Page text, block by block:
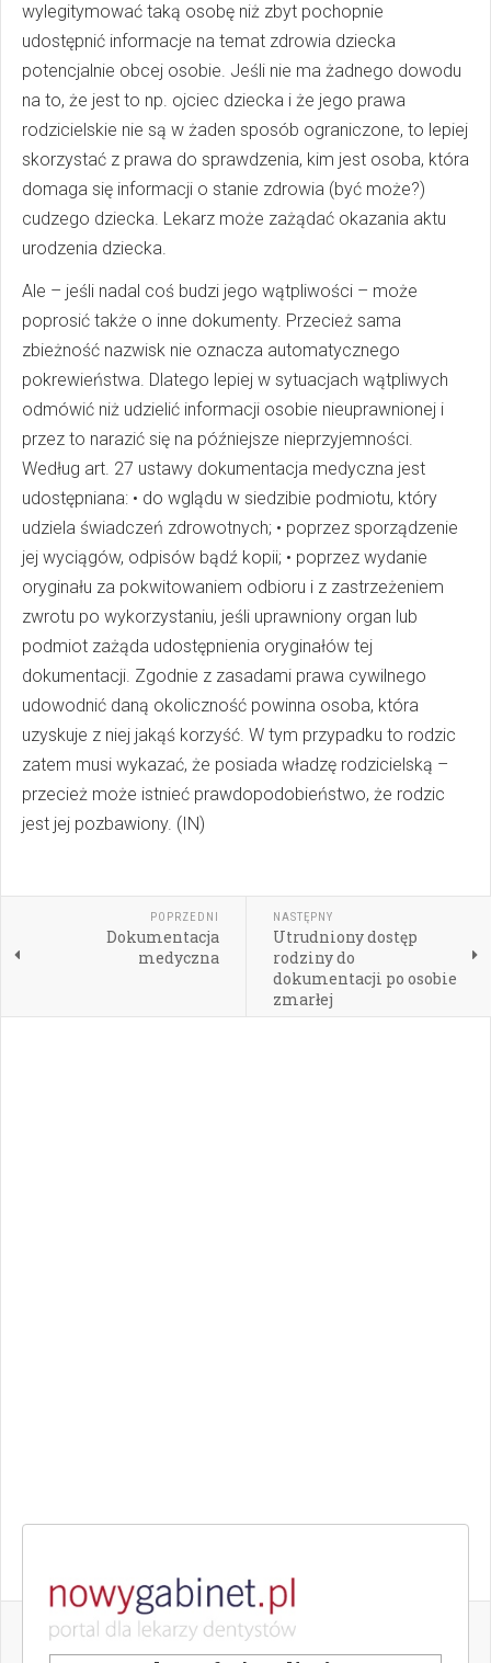
wylegitymować taką osobę niż zbyt pochopnie
udostępnić informacje na temat zdrowia dziecka
potencjalnie obcej osobie. Jeśli nie ma żadnego dowodu
na to, że jest to np. ojciec dziecka i że jego prawa
rodzicielskie nie są w żaden sposób ograniczone, to lepiej
skorzystać z prawa do sprawdzenia, kim jest osoba, która
domaga się informacji o stanie zdrowia (być może?)
cudzego dziecka. Lekarz może zażądać okazania aktu
urodzenia dziecka.
Ale – jeśli nadal coś budzi jego wątpliwości – może
poprosić także o inne dokumenty. Przecież sama
zbieżność nazwisk nie oznacza automatycznego
pokrewieństwa. Dlatego lepiej w sytuacjach wątpliwych
odmówić niż udzielić informacji osobie nieuprawnionej i
przez to narazić się na późniejsze nieprzyjemności.
Według art. 27 ustawy dokumentacja medyczna jest
udostępniana: • do wglądu w siedzibie podmiotu, który
udziela świadczeń zdrowotnych; • poprzez sporządzenie
jej wyciągów, odpisów bądź kopii; • poprzez wydanie
oryginału za pokwitowaniem odbioru i z zastrzeżeniem
zwrotu po wykorzystaniu, jeśli uprawniony organ lub
podmiot zażąda udostępnienia oryginałów tej
dokumentacji. Zgodnie z zasadami prawa cywilnego
udowodnić daną okoliczność powinna osoba, która
uzyskuje z niej jakąś korzyść. W tym przypadku to rodzic
zatem musi wykazać, że posiada władzę rodzicielską –
przecież może istnieć prawdopodobieństwo, że rodzic
jest jej pozbawiony. (IN)
POPRZEDNI
Dokumentacja
medyczna
NASTĘPNY
Utrudniony dostęp
rodziny do
dokumentacji po osobie
zmarłej